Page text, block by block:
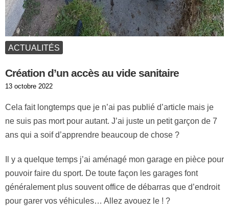
ACTUALITÉS
Création d’un accès au vide sanitaire
Publié
13 octobre 2022
Cela fait longtemps que je n’ai pas publié d’article mais je
ne suis pas mort pour autant. J’ai juste un petit garçon de 7
ans qui a soif d’apprendre beaucoup de chose ?
Il y a quelque temps j’ai aménagé mon garage en pièce pour
pouvoir faire du sport. De toute façon les garages font
généralement plus souvent office de débarras que d’endroit
pour garer vos véhicules… Allez avouez le ! ?